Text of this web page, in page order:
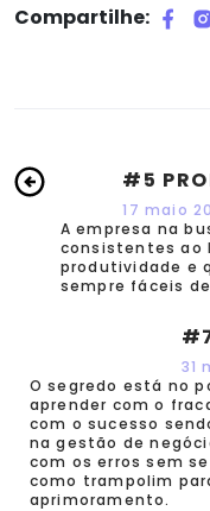
Compartilhe:
#5
17 maio
A empresa na
consistentes ao
produtividade e
sempre fáceis
31
O segredo está no
aprender com o
com o sucesso
na gestão de
com os erros sem
como trampolim
aprimoramento.